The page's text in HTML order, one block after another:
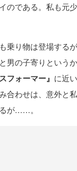
のである。私も元
乗り物は登場する
男の子寄りという
フォーマー』 に近
合わせは、意外と
が……。